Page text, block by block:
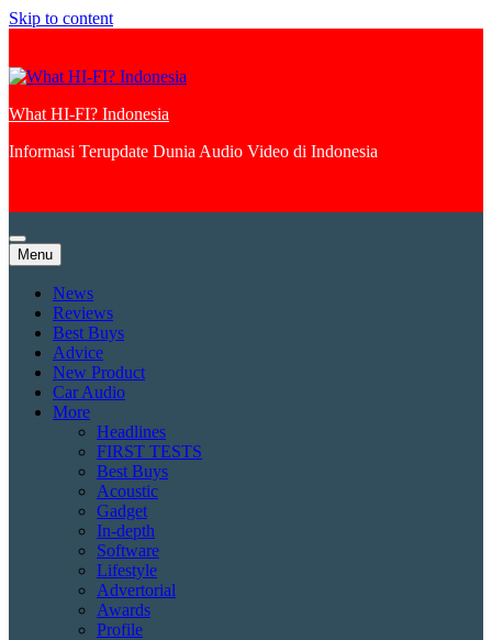
Skip to content
What HI-FI? Indonesia
Informasi Terupdate Dunia Audio Video di Indonesia
Menu
News
Reviews
Best Buys
Advice
New Product
Car Audio
More
Headlines
FIRST TESTS
Best Buys
Acoustic
Gadget
In-depth
Software
Lifestyle
Advertorial
Awards
Profile